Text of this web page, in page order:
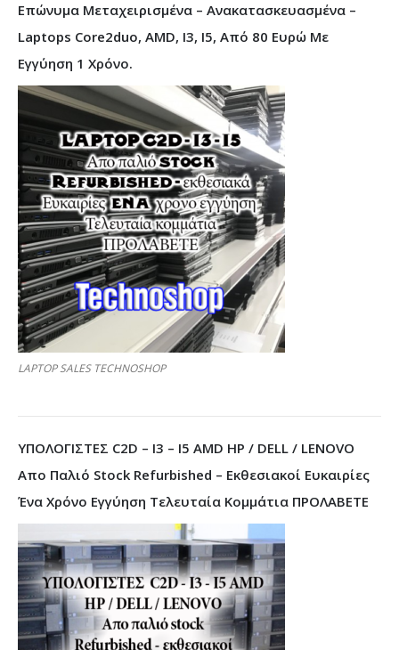
Επώνυμα Μεταχειρισμένα – Ανακατασκευασμένα –
Laptops Core2duo, AMD, I3, I5, Από 80 Ευρώ Με
Εγγύηση 1 Χρόνο.
LAPTOP SALES TECHNOSHOP
ΥΠΟΛΟΓΙΣΤΕΣ C2D – I3 – I5 AMD HP / DELL / LENOVO
Απο Παλιό Stock Refurbished – Εκθεσιακοί Ευκαιρίες
Ένα Χρόνο Εγγύηση Τελευταία Κομμάτια ΠΡΟΛΑΒΕΤΕ